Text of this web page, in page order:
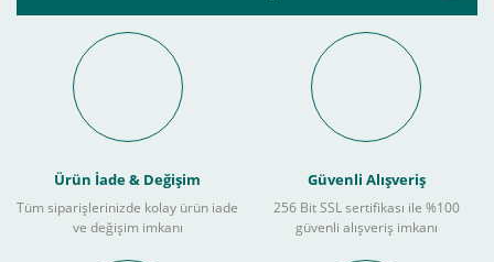
Ürün İade & Değişim
Tüm siparişlerinizde kolay ürün iade
ve değişim imkanı
Güvenli Alışveriş
256 Bit SSL sertifikası ile %100
güvenli alışveriş imkanı